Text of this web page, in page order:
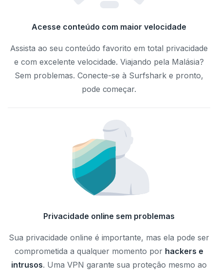
Acesse conteúdo com maior velocidade
Assista ao seu conteúdo favorito em total privacidade
e com excelente velocidade. Viajando pela Malásia?
Sem problemas. Conecte-se à Surfshark e pronto,
pode começar.
Privacidade online sem problemas
Sua privacidade online é importante, mas ela pode ser
comprometida a qualquer momento por hackers e
intrusos. Uma VPN garante sua proteção mesmo ao